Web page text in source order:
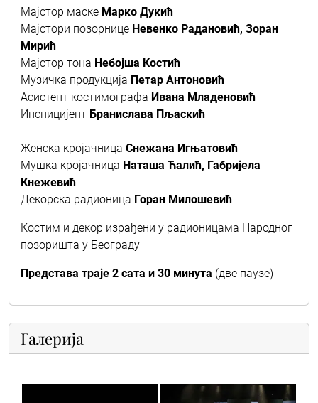
Мајстор маске Марко Дукић
Мајстори позорнице Невенко Радановић, Зоран
Мирић
Мајстор тона Небојша Костић
Музичка продукција Петар Антоновић
Асистент костимографа Ивана Младеновић
Инспицијент Бранислава Пљаскић
Женска кројачница Снежана Игњатовић
Мушка кројачница Наташа Ћалић, Габријела
Кнежевић
Декорска радионица Горан Милошевић
Костим и декор израђени у радионицама Народног
позоришта у Београду
Представа траје 2 сата и 30 минута (две паузе)
Галерија